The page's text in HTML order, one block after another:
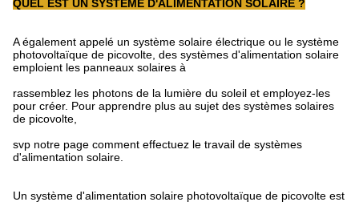
QUEL EST UN SYSTÈME D'ALIMENTATION SOLAIRE ?
A également appelé un système solaire électrique ou le système
photovoltaïque de picovolte, des systèmes d'alimentation solaire
emploient les panneaux solaires à
rassemblez les photons de la lumière du soleil et employez-les
pour créer. Pour apprendre plus au sujet des systèmes solaires
de picovolte,
svp notre page comment effectuez le travail de systèmes
d'alimentation solaire.
Un système d'alimentation solaire photovoltaïque de picovolte est